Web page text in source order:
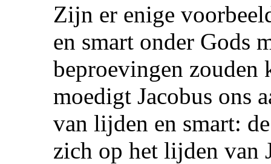
Zijn er enige
en smart onder Gods
beproevingen zouden
moedigt Jacobus ons
van lijden en smart:
zich op het lijden van